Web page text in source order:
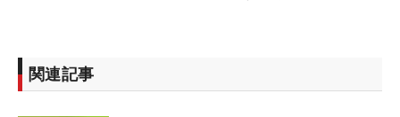
関連記事